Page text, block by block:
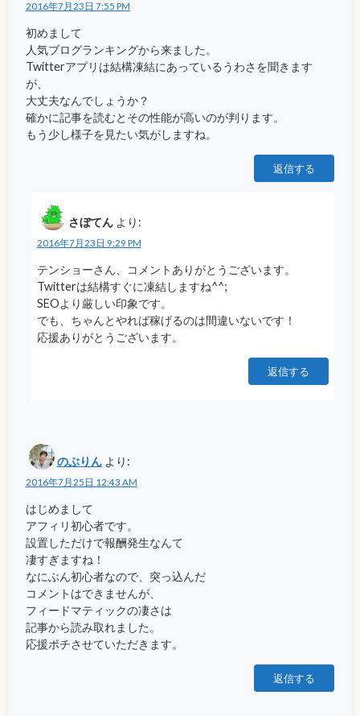
2016年7月23日 7:55 PM
初めまして
人気ブログランキングから来ました。
Twitterアプリは結構凍結にあっているうわさを聞きます
が、
大丈夫なんでしょうか？
確かに記事を読むとその性能が高いのが判ります。
もう少し様子を見たい気がしますね。
返信する
さぼてん より:
2016年7月23日 9:29 PM
テンショーさん、コメントありがとうございます。
Twitterは結構すぐに凍結しますね^^;
SEOより厳しい印象です。
でも、ちゃんとやれば稼げるのは間違いないです！
応援ありがとうございます。
返信する
のぶりん より:
2016年7月25日 12:43 AM
はじめまして
アフィリ初心者です。
設置しただけで報酬発生なんて
凄すぎますね！
なにぶん初心者なので、突っ込んだ
コメントはできませんが、
フィードマティックの凄さは
記事から読み取れました。
応援ポチさせていただきます。
返信する